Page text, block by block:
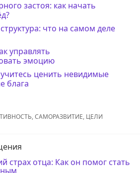
застоя: как начать
что на самом деле
управлять
эмоцию
ценить невидимые
блага
,САМОРАЗВИТИЕ, ЦЕЛИ
страх отца: Как он помог стать